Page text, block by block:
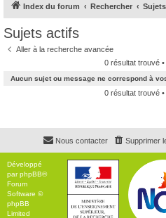
Index du forum Rechercher
Sujets actifs
Aller à la recherche avancée
0 résultat trouvé
Aucun sujet ou message ne correspond à
0 résultat trouvé
Supprimer
Nous contacter
Développé
parphpBB®
Forum
Software ©
phpBB
Limited